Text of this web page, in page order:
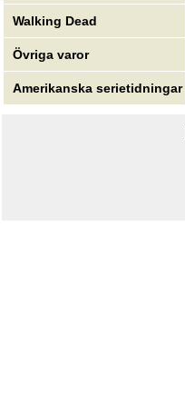
Walking Dead
Övriga varor
Amerikanska serietidningar